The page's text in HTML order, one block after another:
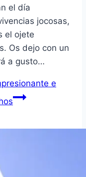
el día
jocosas,
el ojete
Os dejo con un
a gusto…
e